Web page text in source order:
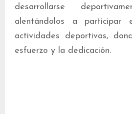
desarrollarse
alentándolos a participar
actividades deportivas,
esfuerzo y la dedicación.